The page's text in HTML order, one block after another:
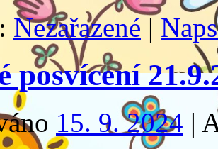
Nezařazené |
posvícení
15. 9. 2024 |